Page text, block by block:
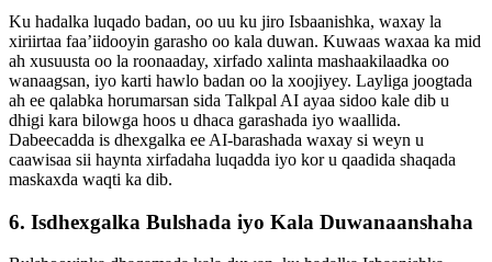
Ku hadalka luqado badan, oo uu ku jiro Isbaanishka, waxay la
xiriirtaa faa’iidooyin garasho oo kala duwan. Kuwaas waxaa ka mid
ah xusuusta oo la roonaaday, xirfado xalinta mashaakilaadka oo
wanaagsan, iyo karti hawlo badan oo la xoojiyey. Layliga joogtada
ah ee qalabka horumarsan sida Talkpal AI ayaa sidoo kale dib u
dhigi kara bilowga hoos u dhaca garashada iyo waallida.
Dabeecadda is dhexgalka ee AI-barashada waxay si weyn u
caawisaa sii haynta xirfadaha luqadda iyo kor u qaadida shaqada
maskaxda waqti ka dib.
6. Isdhexgalka Bulshada iyo Kala Duwanaanshaha